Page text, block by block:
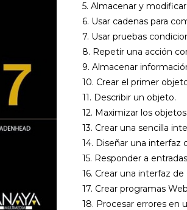
5. Almacenar y
6. Usar cadenas para
7. Usar pruebas
8. Repetir una acción
9. Almacenar
10. Crear el primer
11. Describir un objeto.
12. Maximizar los
13. Crear una sencilla
14. Diseñar una interfaz
15. Responder a
16. Crear una interfaz
17. Crear programas
18. Procesar errores en